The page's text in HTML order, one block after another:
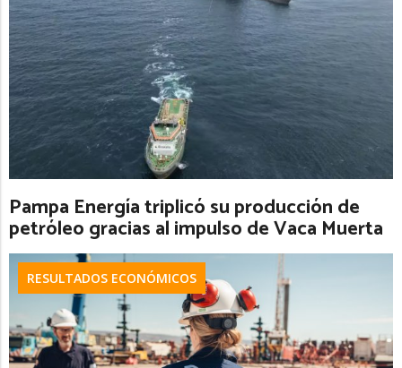
Pampa Energía triplicó su producción de
petróleo gracias al impulso de Vaca Muerta
RESULTADOS ECONÓMICOS